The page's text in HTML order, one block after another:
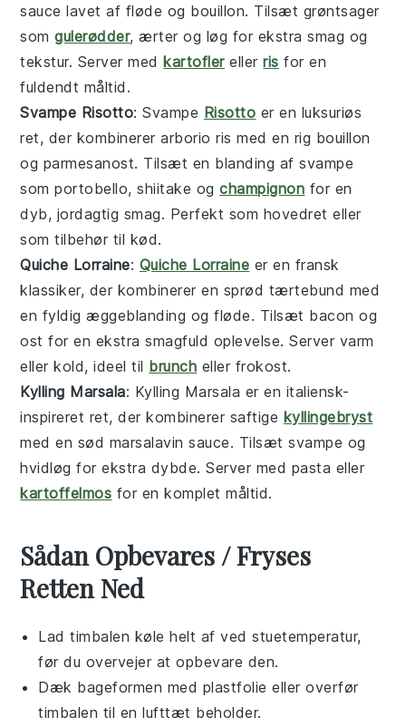
sauce lavet af fløde og bouillon. Tilsæt grøntsager
somgulerødder,ærter og løg for ekstra smag og
tekstur. Server medkartoflerellerris for en
fuldendt måltid.
Svampe Risotto: Svampe Risotto er en luksuriøs
ret, der kombinererarborio ris med en rig bouillon
og parmesanost. Tilsæt en blanding afsvampe
somportobello,shiitake ogchampignon for en
dyb, jordagtig smag. Perfekt som hovedret eller
som tilbehør til kød.
Quiche Lorraine: Quiche Lorraine er en fransk
klassiker, der kombinerer en sprød tærtebund med
en fyldigæggeblanding ogfløde. Tilsæt bacon og
ost for en ekstra smagfuld oplevelse. Server varm
eller kold, ideel til brunch eller frokost.
Kylling Marsala: Kylling Marsala er en italiensk-
inspireret ret, der kombinerer saftige kyllingebryst
med en sød marsalavin sauce. Tilsætsvampe og
hvidløg for ekstra dybde. Server med pasta eller
kartoffelmos for en komplet måltid.
Sådan Opbevares / Fryses
Retten Ned
Ladtimbalen køle helt af ved stuetemperatur,
før du overvejer at opbevare den.
Dæk bageformen med plastfolie eller overfør
timbalen til en lufttæt beholder.